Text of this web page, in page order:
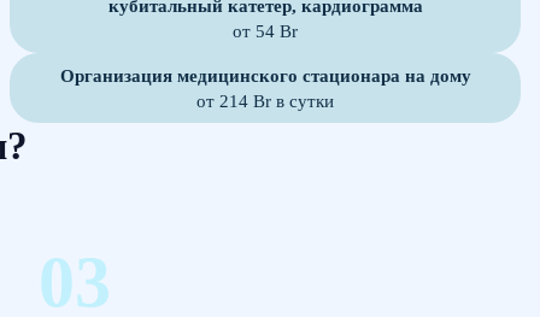
кубитальный катетер, кардиограмма
от 54 Br
Организация медицинского стационара на дому
от 214 Br в сутки